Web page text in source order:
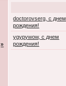
»
doctorovserg, с днем
рождения!
ygypywow, с днем
рождения!